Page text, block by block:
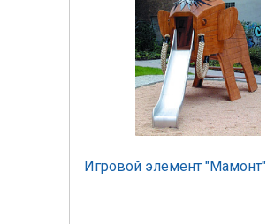
Игровой элемент "Мамонт"